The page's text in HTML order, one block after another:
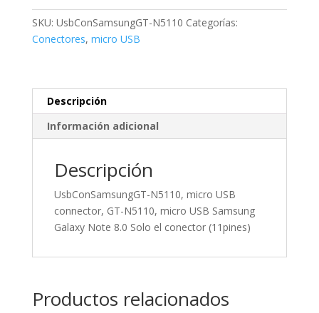
connector,
Samsung
Galaxy
Note
conector
(11pines)
cantidad
SKU: UsbConSamsungGT-N5110 Categorías:
Conectores, micro USB
Descripción
Información adicional
Descripción
UsbConSamsungGT-N5110, micro USB
connector, GT-N5110, micro USB Samsung
Galaxy Note 8.0 Solo el conector (11pines)
Productos relacionados